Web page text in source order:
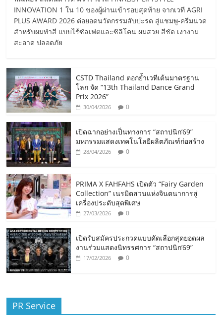
INNOVATION 1 ใน 10 ของผู้ผ่านเข้ารอบสุดท้าย จากเวที AGRI
PLUS AWARD 2026 ต่อยอดนวัตกรรมสับปะรด สู่แชมพู-ครีมนวด
สำหรับผมทำสี แบบไร้ซัลเฟตและซิลิโคน ผมสวย สีชัด เงางาม
สะอาด ปลอดภัย
CSTD Thailand ตอกย้ำเวทีเต้นมาตรฐาน
โลก จัด “13th Thailand Dance Grand
Prix 2026”
30/04/2026 0
เปิดฉากอย่างเป็นทางการ “สถาปนิก’69”
มหกรรมแสดงเทคโนโลยีผลิตภัณฑ์ก่อสร้าง
28/04/2026 0
PRIMA X FAHFAHS เปิดตัว “Fairy Garden
Collection” เนรมิตสวนแห่งจินตนาการสู่
เครื่องประดับสุดพิเศษ
27/03/2026 0
เปิดรับสมัครประกวดแบบคัดเลือกสุดยอดผล
งานร่วมแสดงนิทรรศการ “สถาปนิก’69”
17/02/2026 0
PR Service